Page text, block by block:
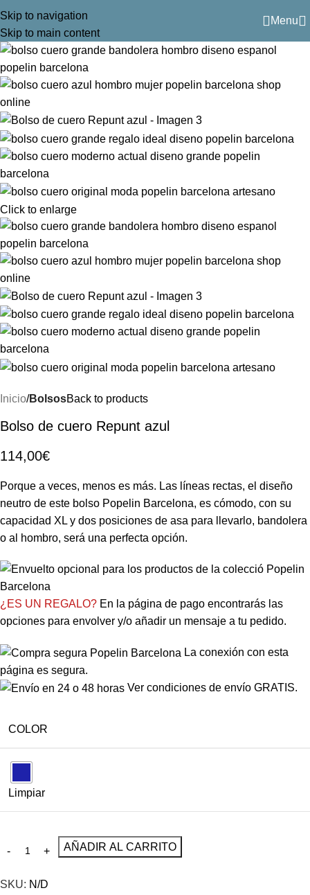
Skip to navigation
Skip to main content
Menu
Click to enlarge
Inicio BolsosBack to products
Bolso de cuero Repunt azul
114,00€
Porque a veces, menos es más. Las líneas rectas, el diseño
neutro de este bolso Popelin Barcelona, ​​es cómodo, con su
capacidad XL y dos posiciones de asa para llevarlo, bandolera
o al hombro, será una perfecta opción.
¿ES UN REGALO? En la página de pago encontrarás las
opciones para envolver y/o añadir un mensaje a tu pedido.
La conexión con esta
página es segura.
Ver condiciones de envío GRATIS.
COLOR
Limpiar
AÑADIR AL CARRITO
SKU: N/D